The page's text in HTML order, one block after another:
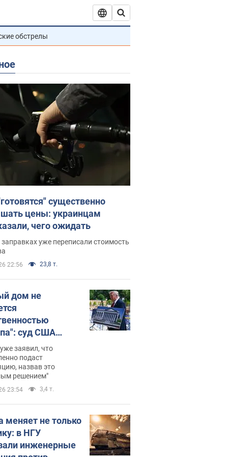
обстрелы
существенно
цены: украинцам
чего ожидать
уже переписали стоимость
22:56 23,8 т.
дом не
суд США
зала
400 млн
заявил, что
подаст
назвав это
решением"
23:54 3,4 т.
меняет не только
в НГУ
инженерные